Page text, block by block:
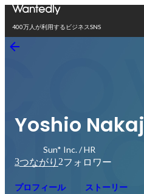
400万人が利用するビジネスSNS
Yoshio
Sun* Inc. / HR
3つながり 2フォロワー
プロフィール ストーリー